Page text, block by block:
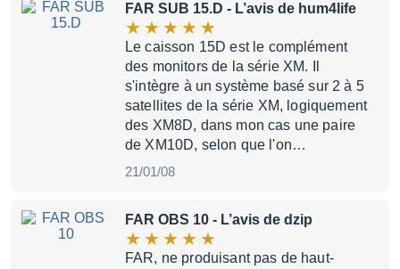
FAR SUB 15.D - L’avis de hum4life
Le caisson 15D est le complément
des monitors de la série XM. Il
s'intègre à un système basé sur 2 à 5
satellites de la série XM, logiquement
des XM8D, dans mon cas une paire
de XM10D, selon que l'on…
21/01/08
FAR OBS 10 - L’avis de dzip
FAR, ne produisant pas de haut-